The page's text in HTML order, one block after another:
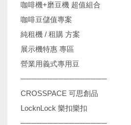
咖啡機+磨豆機 超值組合
咖啡豆儲值專案
純租機 / 租購 方案
展示機特惠 專區
營業用義式專用豆
────────────────
CROSSPACE 可思創品
LocknLock 樂扣樂扣
────────────────